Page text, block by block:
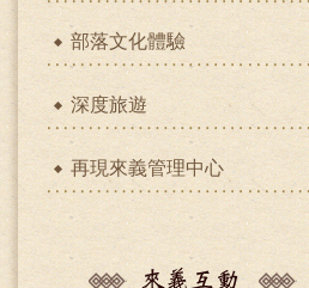
部落文化體驗
深度旅遊
再現來義管理中心